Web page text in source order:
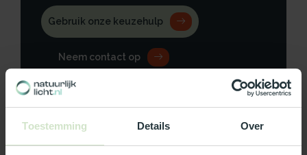
Toestemming Details Over
Gebruik onze keuzehulp
Neem contact op